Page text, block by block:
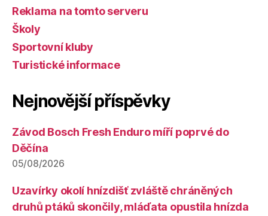
Reklama na tomto serveru
Školy
Sportovní kluby
Turistické informace
Nejnovější příspěvky
Závod Bosch Fresh Enduro míří poprvé do
Děčína
05/08/2026
Uzavírky okolí hnízdišť zvláště chráněných
druhů ptáků skončily, mláďata opustila hnízda